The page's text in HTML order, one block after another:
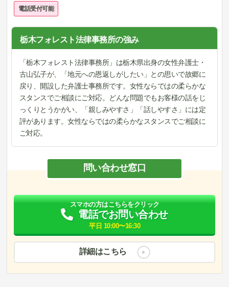
電話受付可能
栃木フォレスト法律事務所の強み
「栃木フォレスト法律事務所」は栃木県出身の女性弁護士・
古山弘子が、「地元への恩返しがしたい」との思いで故郷に
戻り、開設した弁護士事務所です。女性ならではの柔らかな
スタンスでご相談にご対応。どんな問題でもお客様の話をじ
っくりとうかがい、「親しみやすさ」「話しやすさ」には定
評があります。女性ならではの柔らかなスタンスでご相談に
ご対応。
問い合わせ窓口
スマホの方はこちらをクリック
電話でお問い合わせ
平日 10:00〜16:30
詳細はこちら